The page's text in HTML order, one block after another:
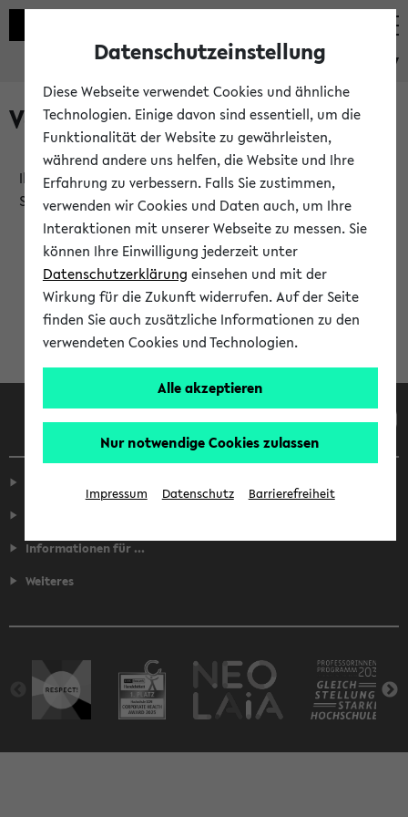
eKVV
Verlauf
Ihr Verlauf ist leer. Er wird sich im Verlauf Ihrer eKVV
Sitzung füllen.
Informationen für ...
Weiteres
Datenschutzeinstellung
Diese Webseite verwendet Cookies und ähnliche
Technologien. Einige davon sind essentiell, um die
Funktionalität der Website zu gewährleisten,
während andere uns helfen, die Website und Ihre
Erfahrung zu verbessern. Falls Sie zustimmen,
verwenden wir Cookies und Daten auch, um Ihre
Interaktionen mit unserer Webseite zu messen. Sie
können Ihre Einwilligung jederzeit unter
Datenschutzerklärung einsehen und mit der
Wirkung für die Zukunft widerrufen. Auf der Seite
finden Sie auch zusätzliche Informationen zu den
verwendeten Cookies und Technologien.
Alle akzeptieren
Nur notwendige Cookies zulassen
Impressum Datenschutz Barrierefreiheit